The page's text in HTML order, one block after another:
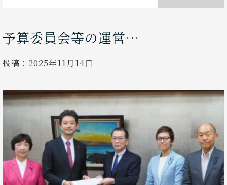
予算委員会等の運営…
投稿： 2025年11月14日